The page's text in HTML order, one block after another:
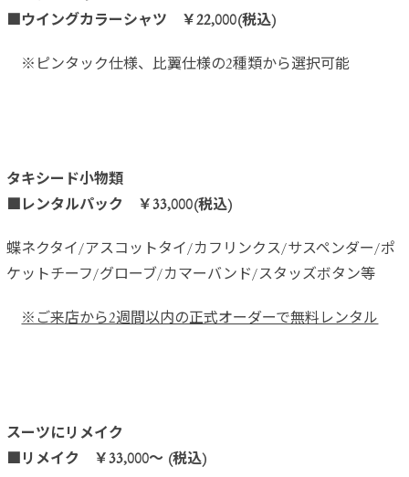
■ウイングカラーシャツ ￥22,000(税込)
※ピンタック仕様、比翼仕様の2種類から選択可能
タキシード小物類
■レンタルパック ￥33,000(税込)
蝶ネクタイ/アスコットタイ/カフリンクス/サスペンダー/ポ
ケットチーフ/グローブ/カマーバンド/スタッズボタン等
※ご来店から2週間以内の正式オーダーで無料レンタル
スーツにリメイク
■リメイク ￥33,000～ (税込)